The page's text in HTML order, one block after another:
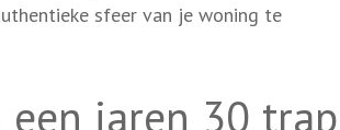
sfeer van je woning te
jaren 30